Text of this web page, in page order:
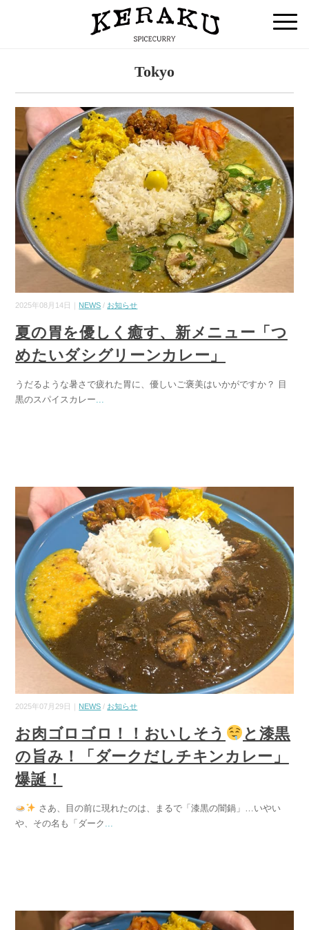
Tokyo
2025年08月14日｜ NEWS / お知らせ
夏の胃を優しく癒す、新メニュー「つ
めたいダシグリーンカレー」
うだるような暑さで疲れた胃に、優しいご褒美はいかがですか？ 目
黒のスパイスカレー
2025年07月29日｜ NEWS / お知らせ
お肉ゴロゴロ！！おいしそう
と漆黒
の旨み！「ダークだしチキンカレー」
爆誕！
さあ、目の前に現れたのは、まるで「漆黒の闇鍋」…いやい
や、その名も「ダーク